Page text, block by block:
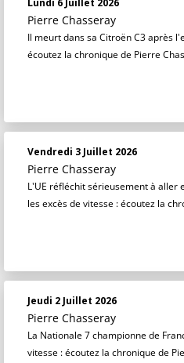
Lundi 6 Juillet 2026
Pierre Chasseray
Il meurt dans sa Citroën C3 après
écoutez la chronique de Pierre
Vendredi 3 Juillet 2026
Pierre Chasseray
L'UE réfléchit sérieusement à aller
les excès de vitesse : écoutez la
Jeudi 2 Juillet 2026
Pierre Chasseray
La Nationale 7 championne de
vitesse : écoutez la chronique de